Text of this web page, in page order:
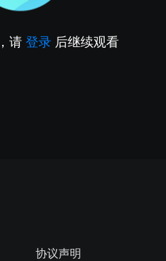
请 登录 后继续观看
协议声明